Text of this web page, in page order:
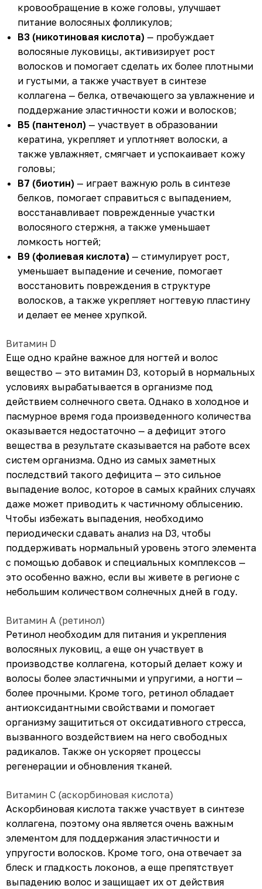
кровообращение в коже головы, улучшает
питание волосяных фолликулов;
В3 (никотиновая кислота) — пробуждает
волосяные луковицы, активизирует рост
волосков и помогает сделать их более плотными
и густыми, а также участвует в синтезе
коллагена — белка, отвечающего за увлажнение и
поддержание эластичности кожи и волосков;
В5 (пантенол) — участвует в образовании
кератина, укрепляет и уплотняет волоски, а
также увлажняет, смягчает и успокаивает кожу
головы;
В7 (биотин) — играет важную роль в синтезе
белков, помогает справиться с выпадением,
восстанавливает поврежденные участки
волосяного стержня, а также уменьшает
ломкость ногтей;
В9 (фолиевая кислота) — стимулирует рост,
уменьшает выпадение и сечение, помогает
восстановить повреждения в структуре
волосков, а также укрепляет ногтевую пластину
и делает ее менее хрупкой.
Витамин D
Еще одно крайне важное для ногтей и волос
вещество — это витамин D3, который в нормальных
условиях вырабатывается в организме под
действием солнечного света. Однако в холодное и
пасмурное время года произведенного количества
оказывается недостаточно — а дефицит этого
вещества в результате сказывается на работе всех
систем организма. Одно из самых заметных
последствий такого дефицита — это сильное
выпадение волос, которое в самых крайних случаях
даже может приводить к частичному облысению.
Чтобы избежать выпадения, необходимо
периодически сдавать анализ на D3, чтобы
поддерживать нормальный уровень этого элемента
с помощью добавок и специальных комплексов —
это особенно важно, если вы живете в регионе с
небольшим количеством солнечных дней в году.
Витамин А (ретинол)
Ретинол необходим для питания и укрепления
волосяных луковиц, а еще он участвует в
производстве коллагена, который делает кожу и
волосы более эластичными и упругими, а ногти —
более прочными. Кроме того, ретинол обладает
антиоксидантными свойствами и помогает
организму защититься от оксидативного стресса,
вызванного воздействием на него свободных
радикалов. Также он ускоряет процессы
регенерации и обновления тканей.
Витамин С (аскорбиновая кислота)
Аскорбиновая кислота также участвует в синтезе
коллагена, поэтому она является очень важным
элементом для поддержания эластичности и
упругости волосков. Кроме того, она отвечает за
блеск и гладкость локонов, а еще препятствует
выпадению волос и защищает их от действия